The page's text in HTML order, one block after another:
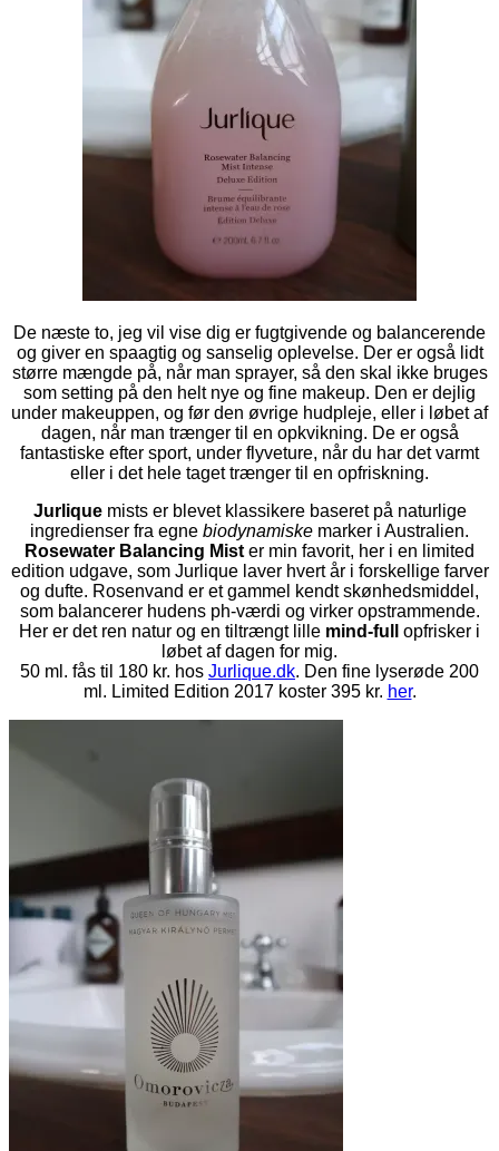
De næste to, jeg vil vise dig er fugtgivende og balancerende
og giver en spaagtig og sanselig oplevelse. Der er også lidt
større mængde på, når man sprayer, så den skal ikke bruges
som setting på den helt nye og fine makeup. Den er dejlig
under makeuppen, og før den øvrige hudpleje, eller i løbet af
dagen, når man trænger til en opkvikning. De er også
fantastiske efter sport, under flyveture, når du har det varmt
eller i det hele taget trænger til en opfriskning.
Jurliquemists er blevet klassikere baseret på naturlige
ingredienser fra egne biodynamiske marker i Australien.
Rosewater Balancing Mist er min favorit, her i en limited
edition udgave, som Jurlique laver hvert år i forskellige farver
og dufte. Rosenvand er et gammel kendt skønhedsmiddel,
som balancerer hudens ph-værdi og virker opstrammende.
Her er det ren natur og en tiltrængt lille mind-full
opfrisker i
løbet af dagen for mig.
50 ml. fås til 180 kr. hos Jurlique.dk. Den fine lyserøde 200
ml. Limited Edition 2017 koster 395 kr. her.